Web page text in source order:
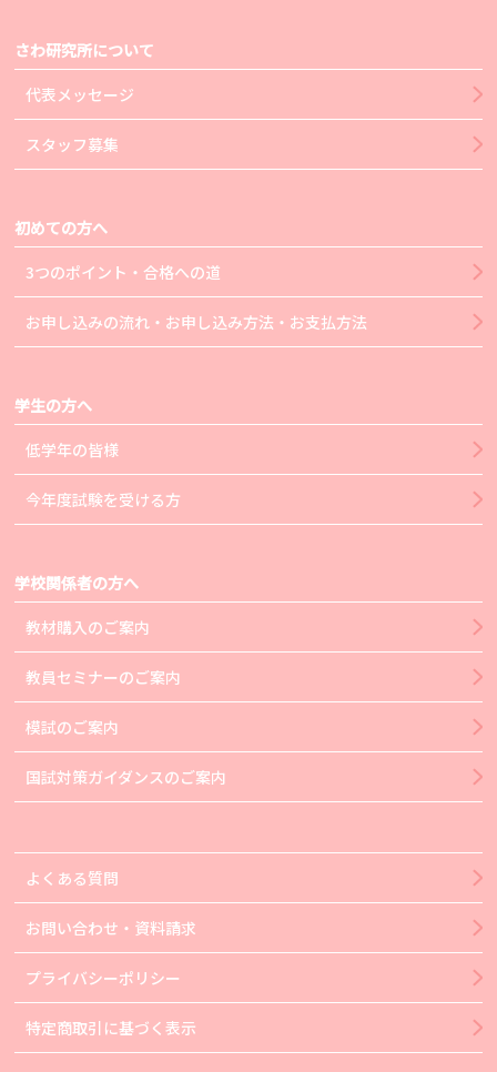
さわ研究所について
代表メッセージ
スタッフ募集
初めての方へ
3つのポイント・合格への道
お申し込みの流れ・お申し込み方法・お支払方法
学生の方へ
低学年の皆様
今年度試験を受ける方
学校関係者の方へ
教材購入のご案内
教員セミナーのご案内
模試のご案内
国試対策ガイダンスのご案内
よくある質問
お問い合わせ・資料請求
プライバシーポリシー
特定商取引に基づく表示